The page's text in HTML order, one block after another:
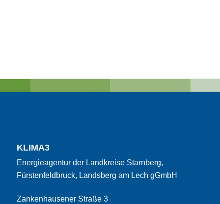
KLIMA3
Energieagentur der Landkreise Starnberg,
Fürstenfeldbruck, Landsberg am Lech gGmbH
Zankenhausener Straße 3